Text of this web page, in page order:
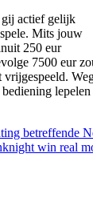
gij actief gelijk
Mits jouw
250 eur
7500 eur
betreffende
win real